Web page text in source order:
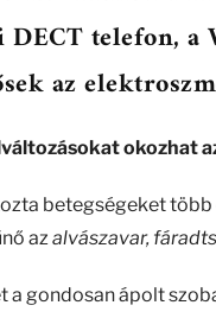
telefon,
az
okozhat
betegségeket
az alvászavar,
a gondosan ápolt